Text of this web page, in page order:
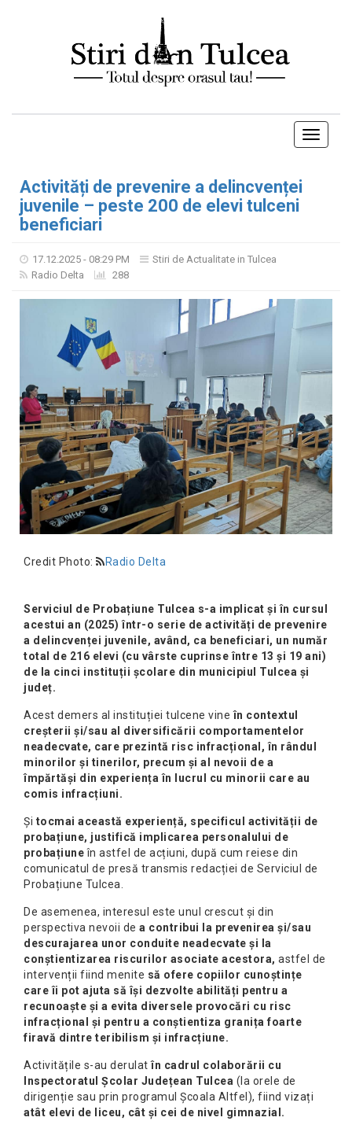
Toggle
Activități de prevenire a delincvenței
juvenile – peste 200 de elevi tulceni
beneficiari
17.12.2025 - 08:29 PM
Stiri de Actualitate in Tulcea
Radio Delta
288
Credit Photo: Radio Delta
Serviciul de Probațiune Tulcea s-a implicat și în cursul
acestui an (2025) într-o serie de activități de prevenire
a delincvenței juvenile, având, ca beneficiari, un număr
total de 216 elevi (cu vârste cuprinse între 13 și 19 ani)
de la cinci instituții școlare din municipiul Tulcea și
județ.
Acest demers al instituției tulcene vineîn contextul
creșterii și/sau al diversificării comportamentelor
neadecvate, care prezintă risc infracțional, în rândul
minorilor și tinerilor, precum și al nevoii de a
împărtăși din experiența în lucrul cu minorii care au
comis infracțiuni.
Și tocmai această experiență, specificul activității de
probațiune, justifică implicarea personalului de
probațiuneîn astfel de acțiuni, după cum reiese din
comunicatul de presă transmis redacției de Serviciul de
Probațiune Tulcea.
De asemenea, interesul este unul crescut și din
perspectiva nevoii de a contribui la prevenirea și/sau
descurajarea unor conduite neadecvate și la
conștientizarea riscurilor asociate acestora, astfel de
intervenții fiind menite să ofere copiilor cunoștințe
care îi pot ajuta să își dezvolte abilități pentru a
recunoaște și a evita diversele provocări cu risc
infracțional și pentru a conștientiza granița foarte
firavă dintre teribilism și infracțiune.
Activitățile s-au derulatîn cadrul colaborării cu
Inspectoratul Școlar Județean Tulcea (la orele de
dirigenție sau prin programul Școala Altfel), fiind vizați
atât elevi de liceu, cât și cei de nivel gimnazial.